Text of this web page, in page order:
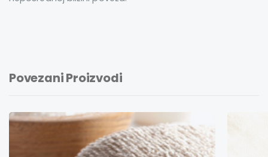
Povezani Proizvodi